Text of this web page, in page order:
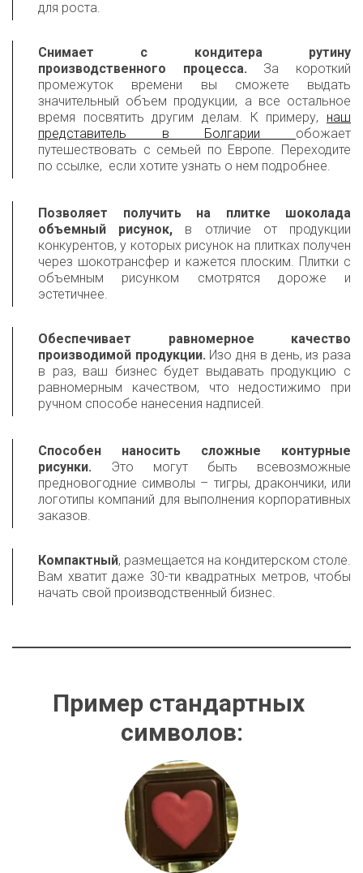
для роста.
Снимает с кондитера рутину
производственного процесса. За короткий
промежуток времени вы сможете выдать
значительный объем продукции, а все остальное
время посвятить другим делам. К примеру, наш
представитель в Болгарии обожает
путешествовать с семьей по Европе. Переходите
по ссылке, если хотите узнать о нем подробнее.
Позволяет получить на плитке шоколада
объемный рисунок, в отличие от продукции
конкурентов, у которых рисунок на плитках получен
через шокотрансфер и кажется плоским. Плитки с
объемным рисунком смотрятся дороже и
эстетичнее.
Обеспечивает равномерное качество
производимой продукции. Изо дня в день, из раза
в раз, ваш бизнес будет выдавать продукцию с
равномерным качеством, что недостижимо при
ручном способе нанесения надписей.
Способен наносить сложные контурные
рисунки. Это могут быть всевозможные
предновогодние символы – тигры, дракончики, или
логотипы компаний для выполнения корпоративных
заказов.
Компактный, размещается на кондитерском столе.
Вам хватит даже 30-ти квадратных метров, чтобы
начать свой производственный бизнес.
Пример стандартных
символов: